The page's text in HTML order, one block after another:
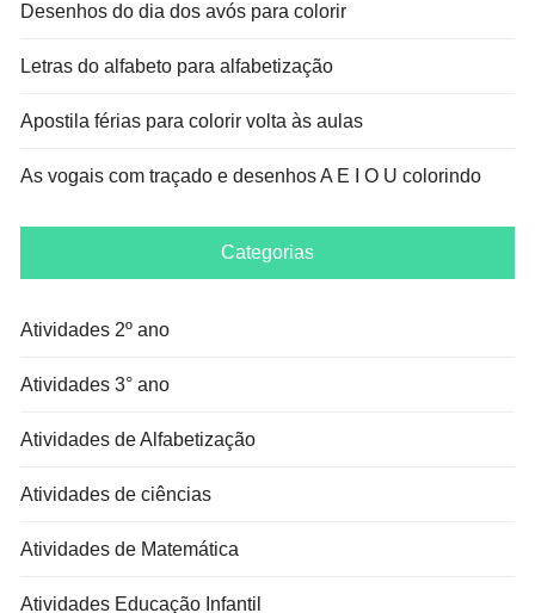
Desenhos do dia dos avós para colorir
Letras do alfabeto para alfabetização
Apostila férias para colorir volta às aulas
As vogais com traçado e desenhos A E I O U colorindo
Categorias
Atividades 2º ano
Atividades 3° ano
Atividades de Alfabetização
Atividades de ciências
Atividades de Matemática
Atividades Educação Infantil